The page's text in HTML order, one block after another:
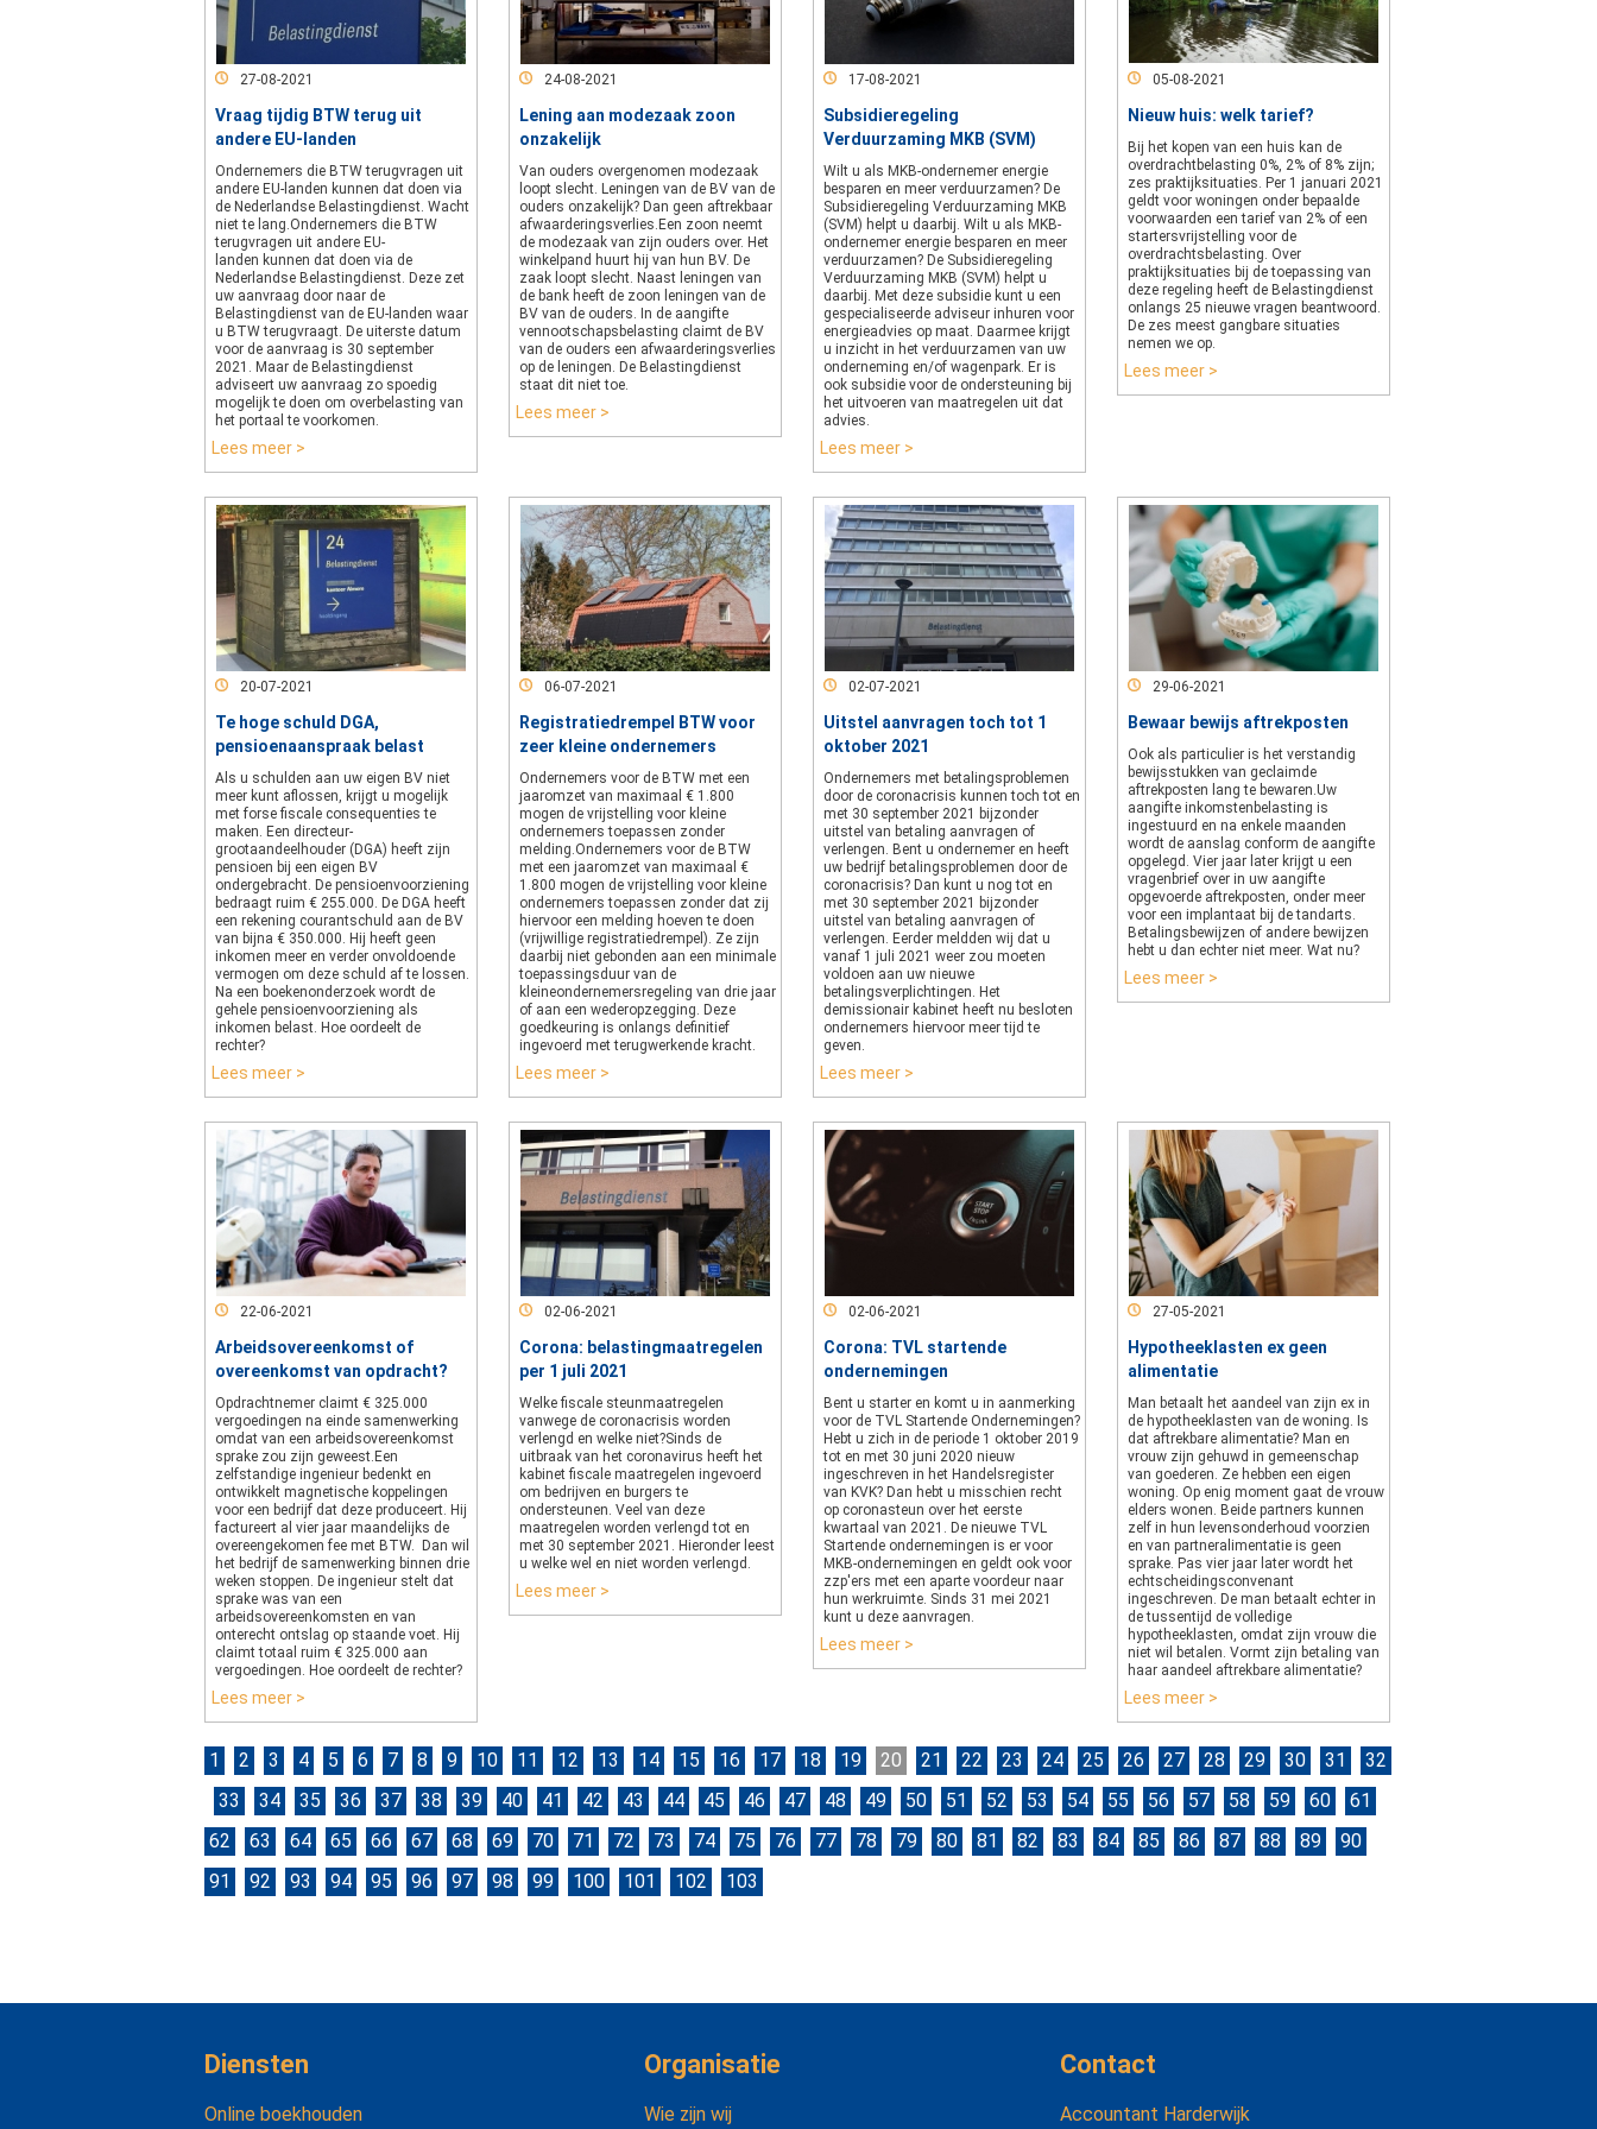
27-08-2021
Vraag tijdig BTW terug uit
andere EU-landen
Ondernemers die BTW terugvragen uit
andere EU-landen kunnen dat doen via
de Nederlandse Belastingdienst. Wacht
niet te lang.Ondernemers die BTW
terugvragen uit andere EU-
landen kunnen dat doen via de
Nederlandse Belastingdienst. Deze zet
uw aanvraag door naar de
Belastingdienst van de EU-landen waar
u BTW terugvraagt. De uiterste datum
voor de aanvraag is 30 september
2021. Maar de Belastingdienst
adviseert uw aanvraag zo spoedig
mogelijk te doen om overbelasting van
het portaal te voorkomen.
Lees meer >
24-08-2021
Lening aan modezaak zoon
onzakelijk
Van ouders overgenomen modezaak
loopt slecht. Leningen van de BV van de
ouders onzakelijk? Dan geen aftrekbaar
afwaarderingsverlies.Een zoon neemt
de modezaak van zijn ouders over. Het
winkelpand huurt hij van hun BV. De
zaak loopt slecht. Naast leningen van
de bank heeft de zoon leningen van de
BV van de ouders. In de aangifte
vennootschapsbelasting claimt de BV
van de ouders een afwaarderingsverlies
op de leningen. De Belastingdienst
staat dit niet toe.
Lees meer >
17-08-2021
Subsidieregeling
Verduurzaming MKB (SVM)
Wilt u als MKB-ondernemer energie
besparen en meer verduurzamen? De
Subsidieregeling Verduurzaming MKB
(SVM) helpt u daarbij. Wilt u als MKB-
ondernemer energie besparen en meer
verduurzamen? De Subsidieregeling
Verduurzaming MKB (SVM) helpt u
daarbij. Met deze subsidie kunt u een
gespecialiseerde adviseur inhuren voor
energieadvies op maat. Daarmee krijgt
u inzicht in het verduurzamen van uw
onderneming en/of wagenpark. Er is
ook subsidie voor de ondersteuning bij
het uitvoeren van maatregelen uit dat
advies.
Lees meer >
05-08-2021
Nieuw huis: welk tarief?
Bij het kopen van een huis kan de
overdrachtbelasting 0%, 2% of 8% zijn;
zes praktijksituaties. Per 1 januari 2021
geldt voor woningen onder bepaalde
voorwaarden een tarief van 2% of een
startersvrijstelling voor de
overdrachtsbelasting. Over
praktijksituaties bij de toepassing van
deze regeling heeft de Belastingdienst
onlangs 25 nieuwe vragen beantwoord.
De zes meest gangbare situaties
nemen we op.
Lees meer >
20-07-2021
Te hoge schuld DGA,
pensioenaanspraak belast
Als u schulden aan uw eigen BV niet
meer kunt aflossen, krijgt u mogelijk
met forse fiscale consequenties te
maken. Een directeur-
grootaandeelhouder (DGA) heeft zijn
pensioen bij een eigen BV
ondergebracht. De pensioenvoorziening
bedraagt ruim € 255.000. De DGA heeft
een rekening courantschuld aan de BV
van bijna € 350.000. Hij heeft geen
inkomen meer en verder onvoldoende
vermogen om deze schuld af te lossen.
Na een boekenonderzoek wordt de
gehele pensioenvoorziening als
inkomen belast. Hoe oordeelt de
rechter?
Lees meer >
06-07-2021
Registratiedrempel BTW voor
zeer kleine ondernemers
Ondernemers voor de BTW met een
jaaromzet van maximaal € 1.800
mogen de vrijstelling voor kleine
ondernemers toepassen zonder
melding.Ondernemers voor de BTW
met een jaaromzet van maximaal €
1.800 mogen de vrijstelling voor kleine
ondernemers toepassen zonder dat zij
hiervoor een melding hoeven te doen
(vrijwillige registratiedrempel). Ze zijn
daarbij niet gebonden aan een minimale
toepassingsduur van de
kleineondernemersregeling van drie jaar
of aan een wederopzegging. Deze
goedkeuring is onlangs definitief
ingevoerd met terugwerkende kracht.
Lees meer >
02-07-2021
Uitstel aanvragen toch tot 1
oktober 2021
Ondernemers met betalingsproblemen
door de coronacrisis kunnen toch tot en
met 30 september 2021 bijzonder
uitstel van betaling aanvragen of
verlengen. Bent u ondernemer en heeft
uw bedrijf betalingsproblemen door de
coronacrisis? Dan kunt u nog tot en
met 30 september 2021 bijzonder
uitstel van betaling aanvragen of
verlengen. Eerder meldden wij dat u
vanaf 1 juli 2021 weer zou moeten
voldoen aan uw nieuwe
betalingsverplichtingen. Het
demissionair kabinet heeft nu besloten
ondernemers hiervoor meer tijd te
geven.
Lees meer >
29-06-2021
Bewaar bewijs aftrekposten
Ook als particulier is het verstandig
bewijsstukken van geclaimde
aftrekposten lang te bewaren.Uw
aangifte inkomstenbelasting is
ingestuurd en na enkele maanden
wordt de aanslag conform de aangifte
opgelegd. Vier jaar later krijgt u een
vragenbrief over in uw aangifte
opgevoerde aftrekposten, onder meer
voor een implantaat bij de tandarts.
Betalingsbewijzen of andere bewijzen
hebt u dan echter niet meer. Wat nu?
Lees meer >
22-06-2021
Arbeidsovereenkomst of
overeenkomst van opdracht?
Opdrachtnemer claimt € 325.000
vergoedingen na einde samenwerking
omdat van een arbeidsovereenkomst
sprake zou zijn geweest.Een
zelfstandige ingenieur bedenkt en
ontwikkelt magnetische koppelingen
voor een bedrijf dat deze produceert. Hij
factureert al vier jaar maandelijks de
overeengekomen fee met BTW. Dan wil
het bedrijf de samenwerking binnen drie
weken stoppen. De ingenieur stelt dat
sprake was van een
arbeidsovereenkomsten en van
onterecht ontslag op staande voet. Hij
claimt totaal ruim € 325.000 aan
vergoedingen. Hoe oordeelt de rechter?
Lees meer >
02-06-2021
Corona: belastingmaatregelen
per 1 juli 2021
Welke fiscale steunmaatregelen
vanwege de coronacrisis worden
verlengd en welke niet?Sinds de
uitbraak van het coronavirus heeft het
kabinet fiscale maatregelen ingevoerd
om bedrijven en burgers te
ondersteunen. Veel van deze
maatregelen worden verlengd tot en
met 30 september 2021. Hieronder leest
u welke wel en niet worden verlengd.
Lees meer >
02-06-2021
Corona: TVL startende
ondernemingen
Bent u starter en komt u in aanmerking
voor de TVL Startende Ondernemingen?
Hebt u zich in de periode 1 oktober 2019
tot en met 30 juni 2020 nieuw
ingeschreven in het Handelsregister
van KVK? Dan hebt u misschien recht
op coronasteun over het eerste
kwartaal van 2021. De nieuwe TVL
Startende ondernemingen is er voor
MKB-ondernemingen en geldt ook voor
zzp'ers met een aparte voordeur naar
hun werkruimte. Sinds 31 mei 2021
kunt u deze aanvragen.
Lees meer >
27-05-2021
Hypotheeklasten ex geen
alimentatie
Man betaalt het aandeel van zijn ex in
de hypotheeklasten van de woning. Is
dat aftrekbare alimentatie? Man en
vrouw zijn gehuwd in gemeenschap
van goederen. Ze hebben een eigen
woning. Op enig moment gaat de vrouw
elders wonen. Beide partners kunnen
zelf in hun levensonderhoud voorzien
en van partneralimentatie is geen
sprake. Pas vier jaar later wordt het
echtscheidingsconvenant
ingeschreven. De man betaalt echter in
de tussentijd de volledige
hypotheeklasten, omdat zijn vrouw die
niet wil betalen. Vormt zijn betaling van
haar aandeel aftrekbare alimentatie?
Lees meer >
1 2 3 4 5 6 7 8 9 10 11 12 13 14 15 16 17 18 19 20 21 22 23 24 25 26 27 28 29 30 31
32
33
34 35 36 37 38 39 40 41 42 43 44 45 46 47 48 49 50 51 52 53 54 55 56 57 58 59 60
61
62
63 64 65 66 67 68 69 70 71 72 73 74 75 76 77 78 79 80 81 82 83 84 85 86 87 88 89
90
91
92 93 94 95 96 97 98 99 100 101 102 103
Diensten
Online boekhouden
Organisatie
Wie zijn wij
Contact
Accountant Harderwijk